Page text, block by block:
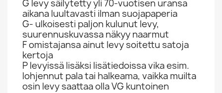
G levy säilytetty yli 70-vuotisen uransa
aikana luultavasti ilman suojapaperia
G- ulkoisesti paljon kulunut levy,
suurennuskuvassa näkyy naarmut
F omistajansa ainut levy soitettu satoja
kertoja
P levyissä lisäksi lisätiedoissa vika esim.
lohjennut pala tai halkeama, vaikka muilta
osin levy saattaa olla VG kuntoinen